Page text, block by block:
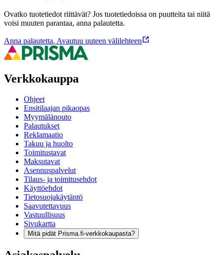
Ovatko tuotetiedot riittävät? Jos tuotetiedoissa on puutteita tai niitä
voisi muuten parantaa, anna palautetta.
Anna palautetta, Avautuu uuteen välilehteen
Verkkokauppa
Ohjeet
Ensitilaajan pikaopas
Myymälänouto
Palautukset
Reklamaatio
Takuu ja huolto
Toimitustavat
Maksutavat
Asennuspalvelut
Tilaus- ja toimitusehdot
Käyttöehdot
Tietosuojakäytäntö
Saavutettavuus
Vastuullisuus
Sivukartta
Mitä pidät Prisma.fi-verkkokaupasta?